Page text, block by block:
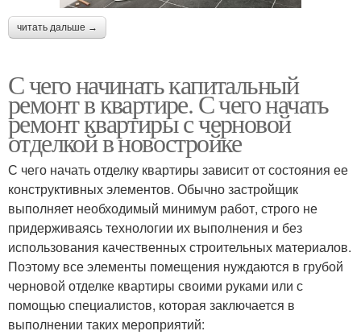
читать дальше →
С чего начинать капитальный
ремонт в квартире. С чего начать
ремонт квартиры с черновой
отделкой в новостройке
С чего начать отделку квартиры зависит от состояния ее
конструктивных элементов. Обычно застройщик
выполняет необходимый минимум работ, строго не
придерживаясь технологии их выполнения и без
использования качественных строительных материалов.
Поэтому все элементы помещения нуждаются в грубой
черновой отделке квартиры своими руками или с
помощью специалистов, которая заключается в
выполнении таких мероприятий: